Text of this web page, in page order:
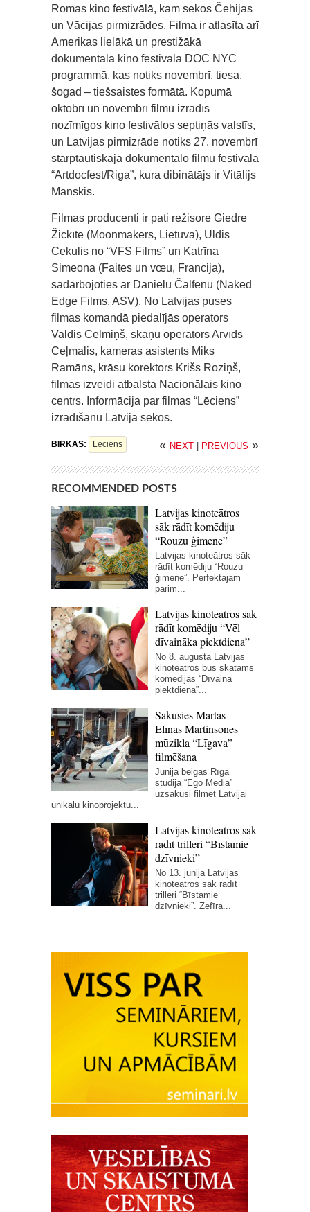
Romas kino festivālā, kam sekos Čehijas
un Vācijas pirmizrādes. Filma ir atlasīta arī
Amerikas lielākā un prestižākā
dokumentālā kino festivāla DOC NYC
programmā, kas notiks novembrī, tiesa,
šogad – tiešsaistes formātā. Kopumā
oktobrī un novembrī filmu izrādīs
nozīmīgos kino festivālos septiņās valstīs,
un Latvijas pirmizrāde notiks 27. novembrī
starptautiskajā dokumentālo filmu festivālā
“Artdocfest/Riga”, kura dibinātājs ir Vitālijs
Manskis.
Filmas producenti ir pati režisore Giedre
Žickīte (Moonmakers, Lietuva), Uldis
Cekulis no “VFS Films” un Katrīna
Simeona (Faites un vœu, Francija),
sadarbojoties ar Danielu Čalfenu (Naked
Edge Films, ASV). No Latvijas puses
filmas komandā piedalījās operators
Valdis Celmiņš, skaņu operators Arvīds
Ceļmalis, kameras asistents Miks
Ramāns, krāsu korektors Krišs Roziņš,
filmas izveidi atbalsta Nacionālais kino
centrs. Informācija par filmas “Lēciens”
izrādīšanu Latvijā sekos.
BIRKAS: Lēciens « NEXT PREVIOUS »
RECOMMENDED POSTS
Latvijas kinoteātros
sāk rādīt komēdiju
“Rouzu ģimene”
Latvijas kinoteātros sāk
rādīt komēdiju “Rouzu
ģimene”. Perfektajam
pārim...
Latvijas kinoteātros sāk
rādīt komēdiju “Vēl
dīvaināka piektdiena”
No 8. augusta Latvijas
kinoteātros būs skatāms
komēdijas “Dīvainā
piektdiena”...
Sākusies Martas
Elīnas Martinsones
mūzikla “Līgava”
filmēšana
Jūnija beigās Rīgā
studija “Ego Media”
uzsākusi filmēt Latvijai
unikālu kinoprojektu...
Latvijas kinoteātros sāk
rādīt trilleri “Bīstamie
dzīvnieki”
No 13. jūnija Latvijas
kinoteātros sāk rādīt
trilleri “Bīstamie
dzīvnieki”. Zefīra...